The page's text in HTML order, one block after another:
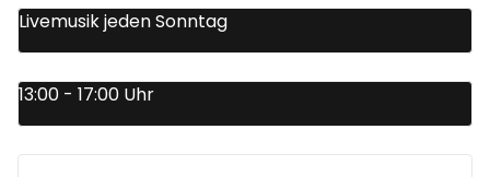
Livemusik jeden Sonntag
13:00 - 17:00 Uhr